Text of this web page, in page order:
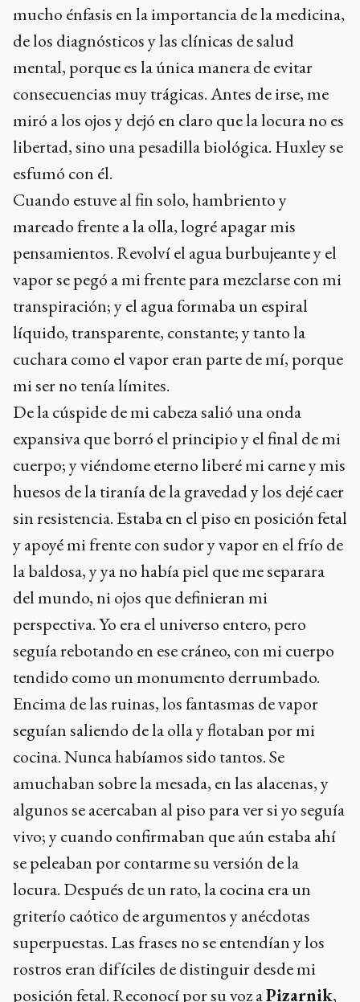
mucho énfasis en la importancia de la medicina,
de los diagnósticos y las clínicas de salud
mental, porque es la única manera de evitar
consecuencias muy trágicas. Antes de irse, me
miró a los ojos y dejó en claro que la locura no es
libertad, sino una pesadilla biológica. Huxley se
esfumó con él.
Cuando estuve al fin solo, hambriento y
mareado frente a la olla, logré apagar mis
pensamientos. Revolví el agua burbujeante y el
vapor se pegó a mi frente para mezclarse con mi
transpiración; y el agua formaba un espiral
líquido, transparente, constante; y tanto la
cuchara como el vapor eran parte de mí, porque
mi ser no tenía límites.
De la cúspide de mi cabeza salió una onda
expansiva que borró el principio y el final de mi
cuerpo; y viéndome eterno liberé mi carne y mis
huesos de la tiranía de la gravedad y los dejé caer
sin resistencia. Estaba en el piso en posición fetal
y apoyé mi frente con sudor y vapor en el frío de
la baldosa, y ya no había piel que me separara
del mundo, ni ojos que definieran mi
perspectiva. Yo era el universo entero, pero
seguía rebotando en ese cráneo, con mi cuerpo
tendido como un monumento derrumbado.
Encima de las ruinas, los fantasmas de vapor
seguían saliendo de la olla y flotaban por mi
cocina. Nunca habíamos sido tantos. Se
amuchaban sobre la mesada, en las alacenas, y
algunos se acercaban al piso para ver si yo seguía
vivo; y cuando confirmaban que aún estaba ahí
se peleaban por contarme su versión de la
locura. Después de un rato, la cocina era un
griterío caótico de argumentos y anécdotas
superpuestas. Las frases no se entendían y los
rostros eran difíciles de distinguir desde mi
posición fetal. Reconocí por su voz aPizarnik,